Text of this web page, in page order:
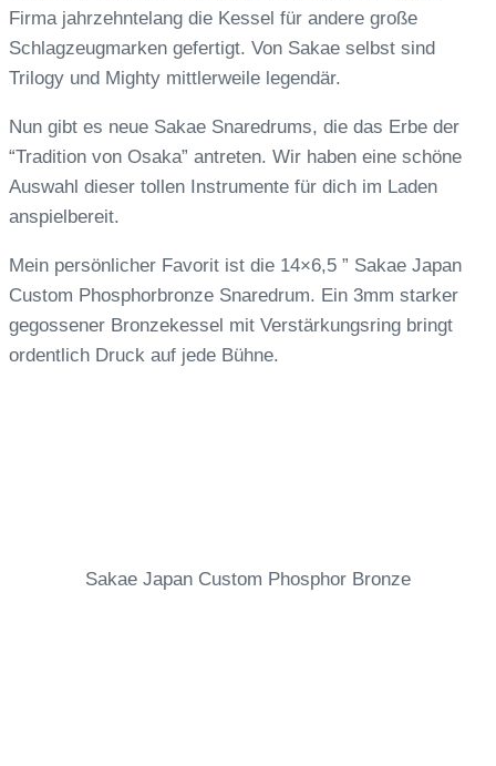
Firma jahrzehntelang die Kessel für andere große
Schlagzeugmarken gefertigt. Von Sakae selbst sind
Trilogy und Mighty mittlerweile legendär.
Nun gibt es neue Sakae Snaredrums, die das Erbe der
“Tradition von Osaka” antreten. Wir haben eine schöne
Auswahl dieser tollen Instrumente für dich im Laden
anspielbereit.
Mein persönlicher Favorit ist die 14×6,5 ” Sakae Japan
Custom Phosphorbronze Snaredrum. Ein 3mm starker
gegossener Bronzekessel mit Verstärkungsring bringt
ordentlich Druck auf jede Bühne.
Sakae Japan Custom Phosphor Bronze